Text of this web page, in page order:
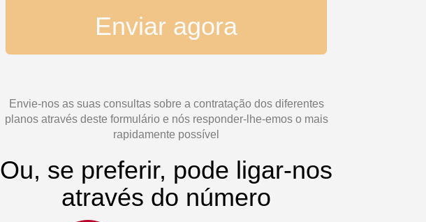
Enviar agora
Envie-nos as suas consultas sobre a contratação dos diferentes
planos através deste formulário e nós responder-lhe-emos o mais
rapidamente possível
Ou, se preferir, pode ligar-nos
através do número